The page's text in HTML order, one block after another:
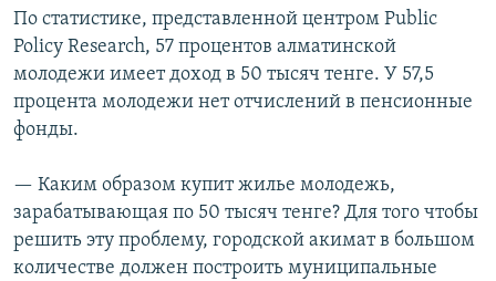
По статистике, представленной центром Public
Policy Research, 57 процентов алматинской
молодежи имеет доход в 50 тысяч тенге. У 57,5
процента молодежи нет отчислений в пенсионные
фонды.
— Каким образом купит жилье молодежь,
зарабатывающая по 50 тысяч тенге? Для того чтобы
решить эту проблему, городской акимат в большом
количестве должен построить муниципальные